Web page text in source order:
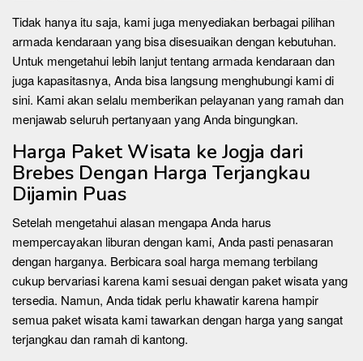
Tidak hanya itu saja, kami juga menyediakan berbagai pilihan
armada kendaraan yang bisa disesuaikan dengan kebutuhan.
Untuk mengetahui lebih lanjut tentang armada kendaraan dan
juga kapasitasnya, Anda bisa langsung menghubungi kami di
sini. Kami akan selalu memberikan pelayanan yang ramah dan
menjawab seluruh pertanyaan yang Anda bingungkan.
Harga Paket Wisata ke Jogja dari
Brebes Dengan Harga Terjangkau
Dijamin Puas
Setelah mengetahui alasan mengapa Anda harus
mempercayakan liburan dengan kami, Anda pasti penasaran
dengan harganya. Berbicara soal harga memang terbilang
cukup bervariasi karena kami sesuai dengan paket wisata yang
tersedia. Namun, Anda tidak perlu khawatir karena hampir
semua paket wisata kami tawarkan dengan harga yang sangat
terjangkau dan ramah di kantong.